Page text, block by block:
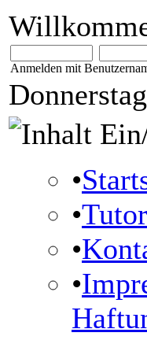
Anmelden mit
•
•
•
•